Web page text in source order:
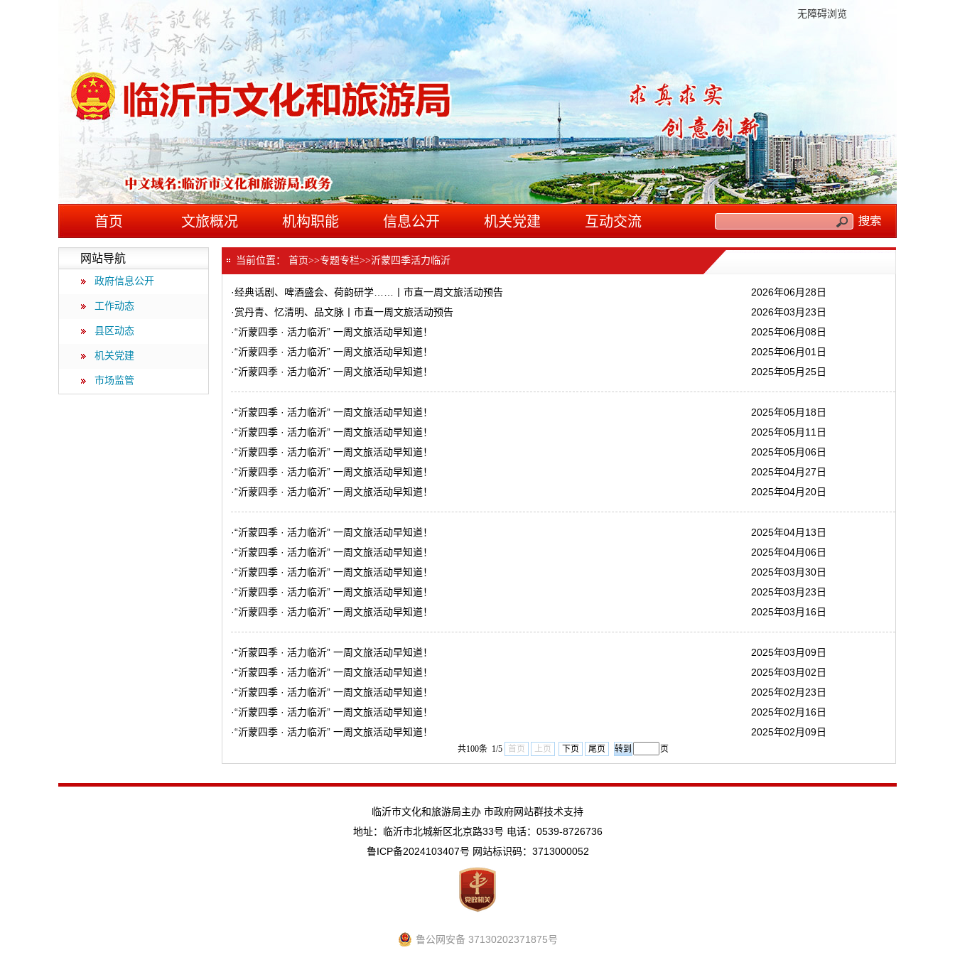
无障碍浏览
首页 文旅概况 机构职能 信息公开 机关党建 互动交流
网站导航
政府信息公开
工作动态
县区动态
机关党建
市场监管
当前位置： 首页>>专题专栏>>沂蒙四季活力临沂
·经典话剧、啤酒盛会、荷韵研学……丨市直一周文旅活动预告
2026年06月28日
·赏丹青、忆清明、品文脉丨市直一周文旅活动预告
2026年03月23日
·“沂蒙四季 · 活力临沂” 一周文旅活动早知道！
2025年06月08日
·“沂蒙四季 · 活力临沂” 一周文旅活动早知道！
2025年06月01日
·“沂蒙四季 · 活力临沂” 一周文旅活动早知道！ 2025年05月25日
·“沂蒙四季 · 活力临沂” 一周文旅活动早知道！
2025年05月18日
·“沂蒙四季 · 活力临沂” 一周文旅活动早知道！
2025年05月11日
·“沂蒙四季 · 活力临沂” 一周文旅活动早知道！
2025年05月06日
·“沂蒙四季 · 活力临沂” 一周文旅活动早知道！
2025年04月27日
·“沂蒙四季 · 活力临沂” 一周文旅活动早知道！ 2025年04月20日
·“沂蒙四季 · 活力临沂” 一周文旅活动早知道！
2025年04月13日
·“沂蒙四季 · 活力临沂” 一周文旅活动早知道！
2025年04月06日
·“沂蒙四季 · 活力临沂” 一周文旅活动早知道！
2025年03月30日
·“沂蒙四季 · 活力临沂” 一周文旅活动早知道！
2025年03月23日
·“沂蒙四季 · 活力临沂” 一周文旅活动早知道！ 2025年03月16日
·“沂蒙四季 · 活力临沂” 一周文旅活动早知道！
2025年03月09日
·“沂蒙四季 · 活力临沂” 一周文旅活动早知道！
2025年03月02日
·“沂蒙四季 · 活力临沂” 一周文旅活动早知道！
2025年02月23日
·“沂蒙四季 · 活力临沂” 一周文旅活动早知道！
2025年02月16日
·“沂蒙四季 · 活力临沂” 一周文旅活动早知道！ 2025年02月09日
共100条 1/5 首页 上页 下页 尾页 页
临沂市文化和旅游局主办 市政府网站群技术支持
地址：临沂市北城新区北京路33号 电话：0539-8726736
鲁ICP备2024103407号 网站标识码：3713000052
鲁公网安备 37130202371875号